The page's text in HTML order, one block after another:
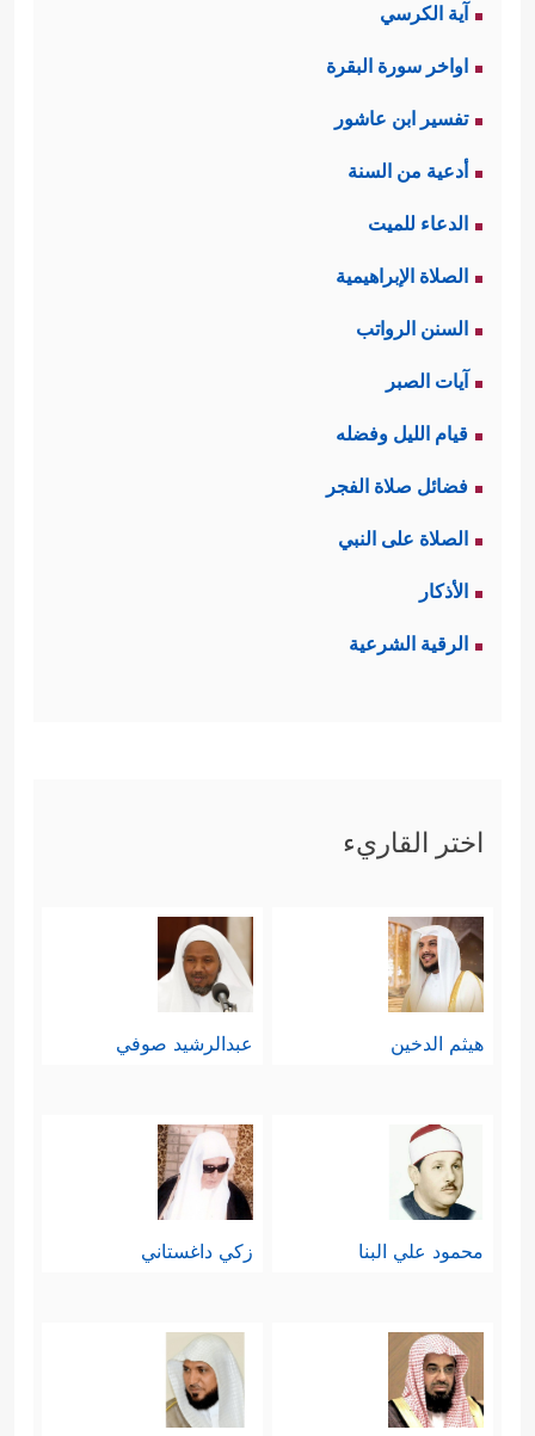
آية الكرسي
اواخر سورة البقرة
تفسير ابن عاشور
أدعية من السنة
الدعاء للميت
الصلاة الإبراهيمية
السنن الرواتب
آيات الصبر
قيام الليل وفضله
فضائل صلاة الفجر
الصلاة على النبي
الأذكار
الرقية الشرعية
اختر القاريء
هيثم الدخين عبدالرشيد صوفي
محمود علي البنا زكي داغستاني